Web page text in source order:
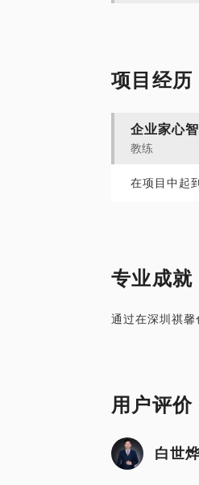
项目经历
企业家心
教练
在项目中起
专业成就
通过在深圳祺馨
用户评价
白世